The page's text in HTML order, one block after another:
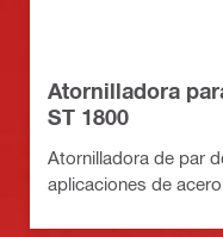
Atornilladora
ST 1800
Atornilladora de par
aplicaciones de